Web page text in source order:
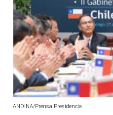
ANDINA/Prensa Presidencia